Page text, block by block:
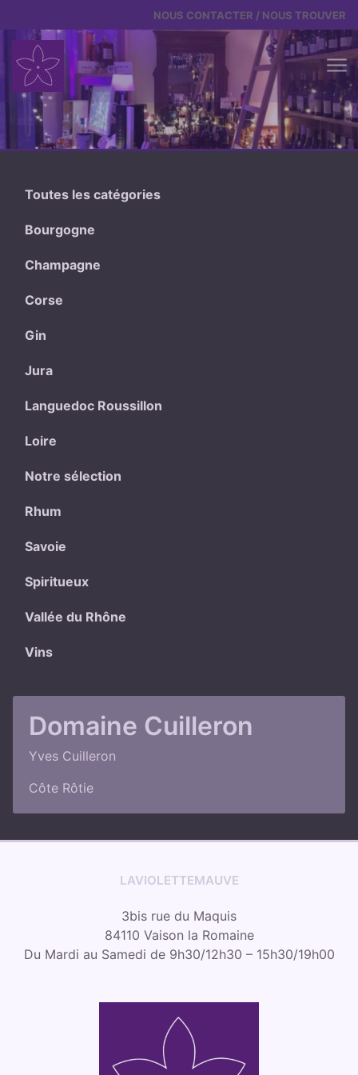
NOUS CONTACTER / NOUS TROUVER
Toutes les catégories
Bourgogne
Champagne
Corse
Gin
Jura
Languedoc Roussillon
Loire
Notre sélection
Rhum
Savoie
Spiritueux
Vallée du Rhône
Vins
Domaine Cuilleron
Yves Cuilleron
Côte Rôtie
LAVIOLETTEMAUVE
3bis rue du Maquis
84110 Vaison la Romaine
Du Mardi au Samedi de 9h30/12h30 – 15h30/19h00